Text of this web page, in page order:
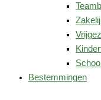
Bestemmingen